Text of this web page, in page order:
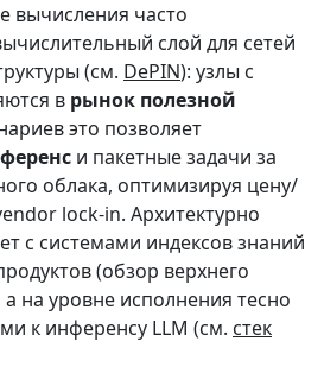
вычисления часто
слой для сетей
(см. DePIN): узлы с
в рынок полезной
это позволяет
и пакетные задачи за
облака, оптимизируя цену/
lock-in. Архитектурно
с системами индексов знаний
(обзор верхнего
а на уровне исполнения тесно
к инференсу LLM (см. стек